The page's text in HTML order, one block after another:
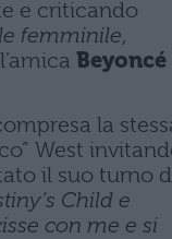
e criticando
femminile,
Beyoncé
la
West
il suo turno
Child e
con me e si